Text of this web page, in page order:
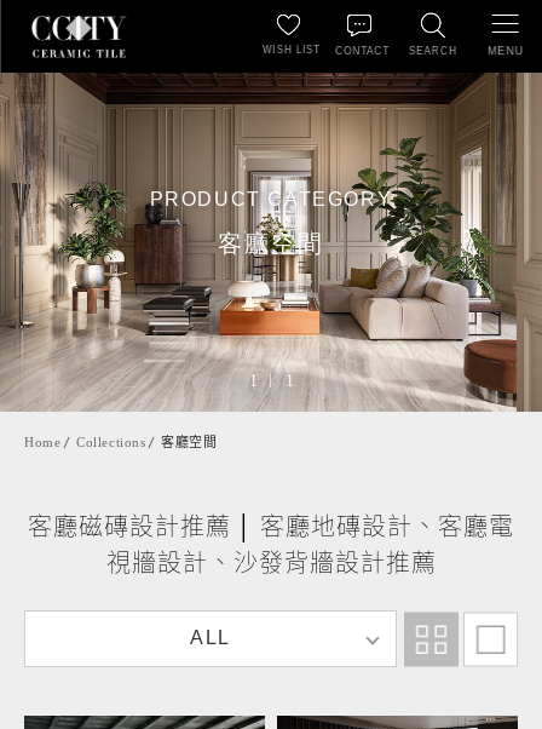
SEARCH
WISH LIST CONTACT MENU
PRODUCT CATEGORY
客廳空間
1 1
Home Collections 客廳空間
客廳磁磚設計推薦 │ 客廳地磚設計、客廳電
視牆設計、沙發背牆設計推薦
L
L
ALL